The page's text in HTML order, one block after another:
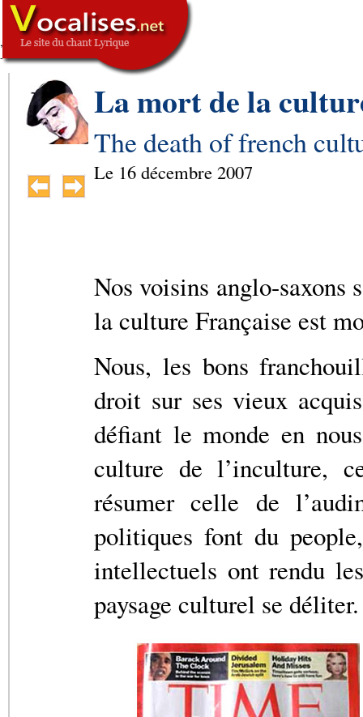
,
SIGNATURE
-->
La mort de la
The death of french
Le 16 décembre 2007
Nos voisins anglo-saxons
la culture Française est
Nous, les bons
droit sur ses vieux
défiant le monde en
culture de l’inculture,
résumer celle de
politiques font du
intellectuels ont rendu
paysage culturel se déliter.